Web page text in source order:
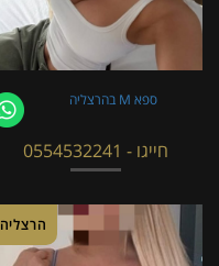
ספא M בהרצליה
חייגו - 0554532241
הרצליה